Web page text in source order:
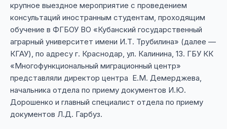
крупное выездное мероприятие с проведением
консультаций иностранным студентам, проходящим
обучение в ФГБОУ ВО «Кубанский государственный
аграрный университет имени И.Т. Трубилина» (далее —
КГАУ), по адресу г. Краснодар, ул. Калинина, 13. ГБУ КК
«Многофункциональный миграционный центр»
представляли директор центра Е.М. Демерджева,
начальника отдела по приему документов И.Ю.
Дорошенко и главный специалист отдела по приему
документов Л.Д. Гарбуз.